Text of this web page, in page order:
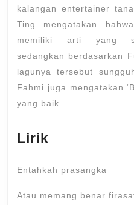
kalangan entertainer
Ting mengatakan
memiliki arti yang
sedangkan berdasarkan
lagunya tersebut
Fahmi juga mengatakan
yang baik
Lirik
Entahkah prasangka
Atau memang benar